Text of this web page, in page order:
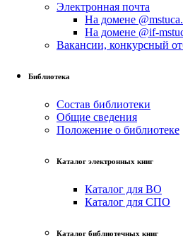
Электронная почта
На домене
На домене @if-
Вакансии, конкурсный
Библиотека
Состав библиотеки
Общие сведения
Положение о библиотеке
Каталог электронных книг
Каталог для ВО
Каталог для СПО
Каталог библиотечных книг